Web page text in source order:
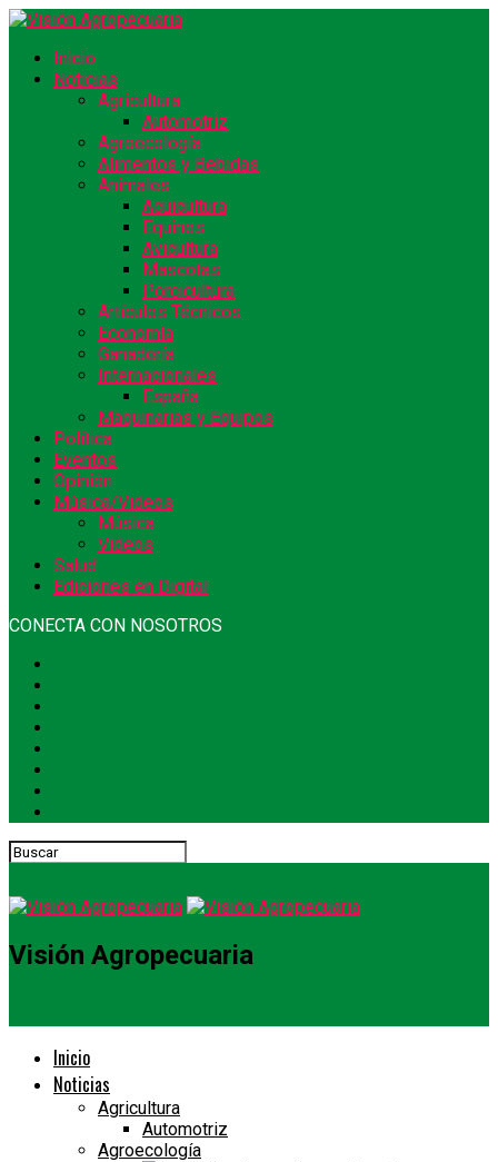
Inicio
Noticias
Agricultura
Automotriz
Agroecología
Alimentos y Bebidas
Animales
Acuicultura
Equinos
Avicultura
Mascotas
Porcicultura
Artículos Técnicos
Economía
Ganadería
Internacionales
España
Maquinarias y Equipos
Política
Eventos
Opinión
Música/Videos
Música
Videos
Salud
Ediciones en Digital
CONECTA CON NOSOTROS
Visión Agropecuaria
Inicio
Noticias
Agricultura
Automotriz
Agroecología